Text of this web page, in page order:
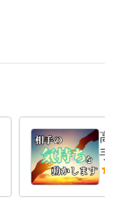
出会い
結婚
高次
手思
霊視